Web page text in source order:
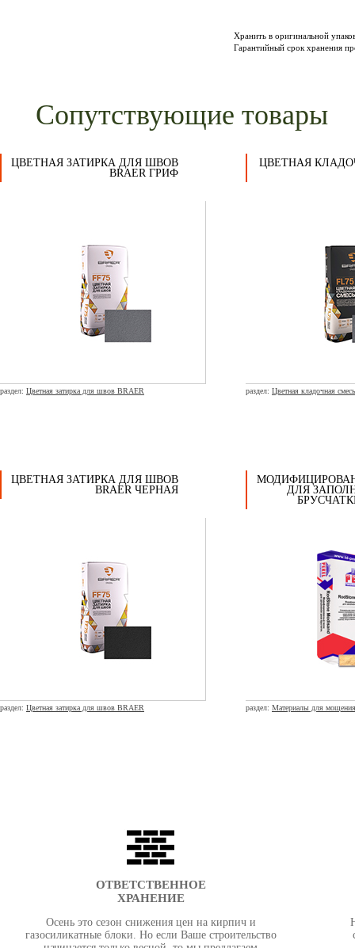
Хранить в оригинальной
Гарантийный срок хранения
Сопутствующие товары
ЦВЕТНАЯ ЗАТИРКА ДЛЯ ШВОВ
BRAER ГРИФ
раздел: Цветная затирка для швов BRAER
ЦВЕТНАЯ
раздел: Цветная кладочная
ЦВЕТНАЯ ЗАТИРКА ДЛЯ ШВОВ
BRAER ЧЕРНАЯ
раздел: Цветная затирка для швов BRAER
ДЛЯ
раздел: Материалы для мощения
ОТВЕТСТВЕННОЕ
ХРАНЕНИЕ
Осень это сезон снижения цен на кирпич и
газосиликатные блоки. Но если Ваше строительство